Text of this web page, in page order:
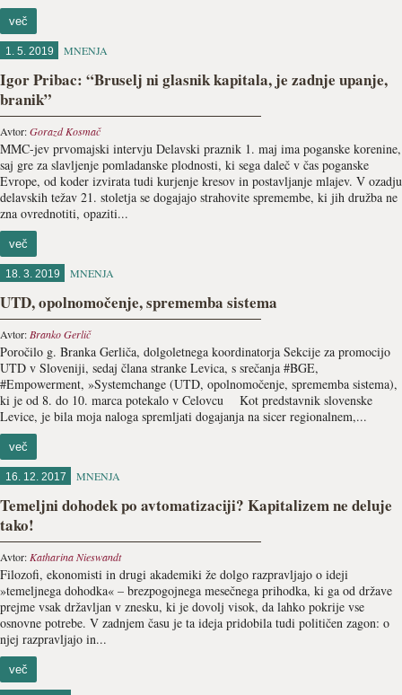
več
1. 5. 2019 MNENJA
Igor Pribac: “Bruselj ni glasnik kapitala, je zadnje upanje,
branik”
Avtor:Gorazd Kosmač
MMC-jev prvomajski intervju Delavski praznik 1. maj ima poganske korenine,
saj gre za slavljenje pomladanske plodnosti, ki sega daleč v čas poganske
Evrope, od koder izvirata tudi kurjenje kresov in postavljanje mlajev. V ozadju
delavskih težav 21. stoletja se dogajajo strahovite spremembe, ki jih družba ne
zna ovrednotiti, opaziti...
več
18. 3. 2019 MNENJA
UTD, opolnomočenje, sprememba sistema
Avtor: Branko Gerlič
Poročilo g. Branka Gerliča, dolgoletnega koordinatorja Sekcije za promocijo
UTD v Sloveniji, sedaj člana stranke Levica, s srečanja #BGE,
#Empowerment, »Systemchange (UTD, opolnomočenje, sprememba sistema),
ki je od 8. do 10. marca potekalo v Celovcu Kot predstavnik slovenske
Levice, je bila moja naloga spremljati dogajanja na sicer regionalnem,...
več
16. 12. 2017 MNENJA
Temeljni dohodek po avtomatizaciji? Kapitalizem ne deluje
tako!
Avtor: Katharina Nieswandt
Filozofi, ekonomisti in drugi akademiki že dolgo razpravljajo o ideji
»temeljnega dohodka« – brezpogojnega mesečnega prihodka, ki ga od države
prejme vsak državljan v znesku, ki je dovolj visok, da lahko pokrije vse
osnovne potrebe. V zadnjem času je ta ideja pridobila tudi političen zagon: o
njej razpravljajo in...
več